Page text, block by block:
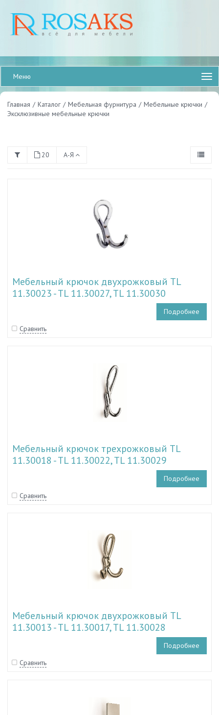
Меню
Главная / Каталог / Мебельная фурнитура / Мебельные крючки /
Эксклюзивные мебельные крючки
20 А-Я
Мебельный крючок двухрожковый TL
11.30023 - TL 11.30027, TL 11.30030
Подробнее
Сравнить
Мебельный крючок трехрожковый TL
11.30018 - TL 11.30022, TL 11.30029
Подробнее
Сравнить
Мебельный крючок двухрожковый TL
11.30013 - TL 11.30017, TL 11.30028
Подробнее
Сравнить